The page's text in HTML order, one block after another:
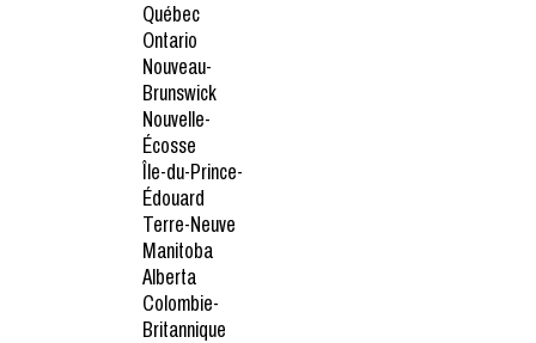
Québec
Ontario
Nouveau-
Brunswick
Nouvelle-
Écosse
Île-du-Prince-
Édouard
Terre-Neuve
Manitoba
Alberta
Colombie-
Britannique